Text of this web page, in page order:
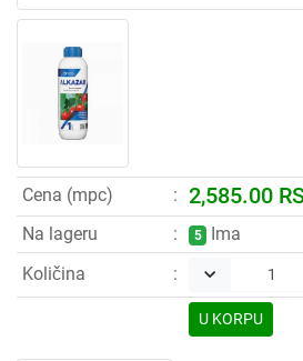
Cena (mpc) 2,585.00
Na lageru 5
Ima
Količina
keyboard_arrow_down
U KORPU